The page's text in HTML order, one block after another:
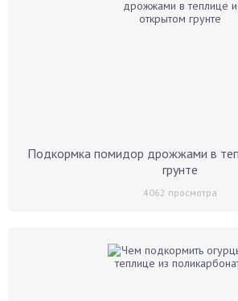
Подкормка помидор дрожжами в
грунте
4062 просмотра